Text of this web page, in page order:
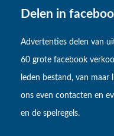
Delen in
Advertenties delen van
60 grote facebook
leden bestand, van
ons even contacten en
en de spelregels.